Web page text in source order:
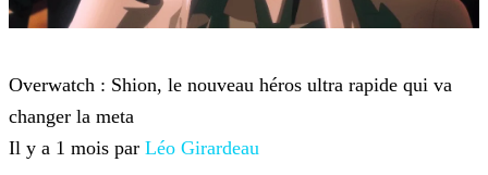
Overwatch : Shion, le nouveau héros ultra rapide qui va
changer la meta
Il y a 1 mois par Léo Girardeau